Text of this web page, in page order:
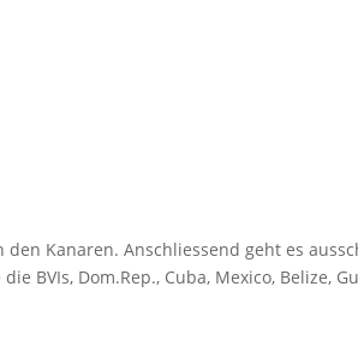
Kanaren. Anschliessend geht es
BVIs, Dom.Rep., Cuba, Mexico, Belize,